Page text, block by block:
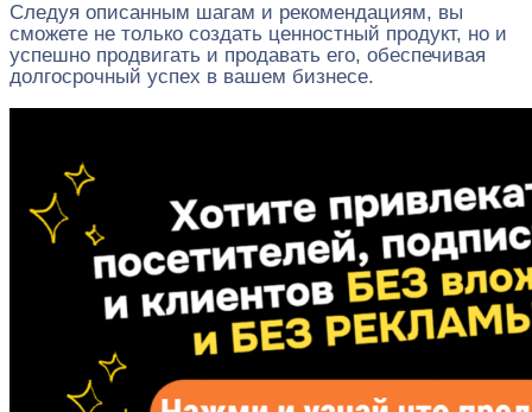
Следуя описанным шагам и рекомендациям, вы
сможете не только создать ценностный продукт, но и
успешно продвигать и продавать его, обеспечивая
долгосрочный успех в вашем бизнесе.